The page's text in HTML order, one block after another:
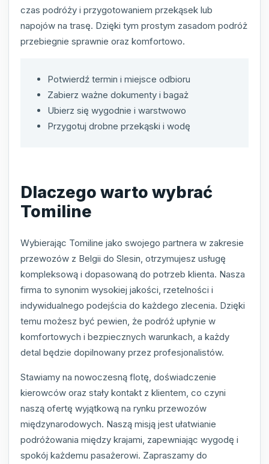
czas podróży i przygotowaniem przekąsek lub
napojów na trasę. Dzięki tym prostym zasadom podróż
przebiegnie sprawnie oraz komfortowo.
Potwierdź termin i miejsce odbioru
Zabierz ważne dokumenty i bagaż
Ubierz się wygodnie i warstwowo
Przygotuj drobne przekąski i wodę
Dlaczego warto wybrać
Tomiline
Wybierając Tomiline jako swojego partnera w zakresie
przewozów z Belgii do Slesin, otrzymujesz usługę
kompleksową i dopasowaną do potrzeb klienta. Nasza
firma to synonim wysokiej jakości, rzetelności i
indywidualnego podejścia do każdego zlecenia. Dzięki
temu możesz być pewien, że podróż upłynie w
komfortowych i bezpiecznych warunkach, a każdy
detal będzie dopilnowany przez profesjonalistów.
Stawiamy na nowoczesną flotę, doświadczenie
kierowców oraz stały kontakt z klientem, co czyni
naszą ofertę wyjątkową na rynku przewozów
międzynarodowych. Naszą misją jest ułatwianie
podróżowania między krajami, zapewniając wygodę i
spokój każdemu pasażerowi. Zapraszamy do